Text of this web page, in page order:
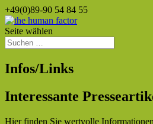
+49(0)89-90 54 84 55
Seite wählen
Infos/Links
Interessante
Hier finden Sie wertvolle Informationen